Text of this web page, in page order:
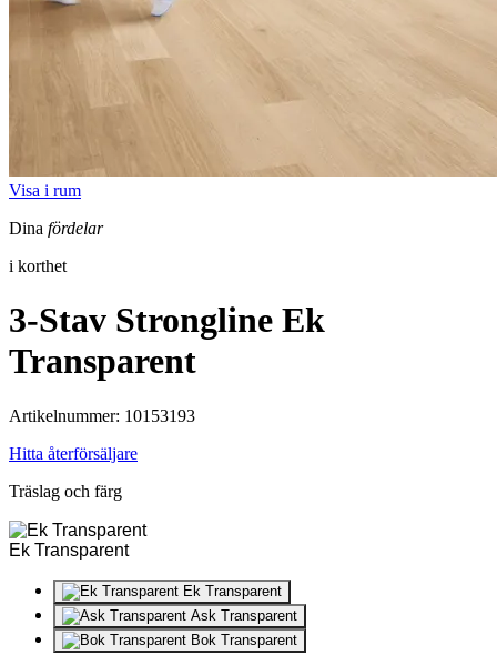
Visa i rum
Dina fördelar
i korthet
3-Stav Strongline Ek
Transparent
Artikelnummer: 10153193
Hitta återförsäljare
Träslag och färg
Ek Transparent
Ek Transparent
Ask Transparent
Bok Transparent